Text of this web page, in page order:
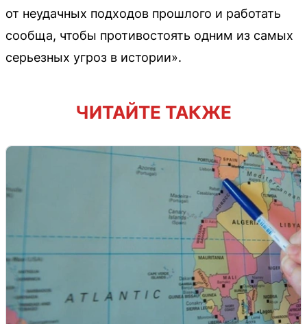
от неудачных подходов прошлого и работать
сообща, чтобы противостоять одним из самых
серьезных угроз в истории».
ЧИТАЙТЕ ТАКЖЕ